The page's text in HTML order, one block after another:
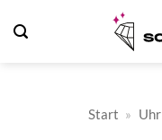
Inhalt
Start » Uhr